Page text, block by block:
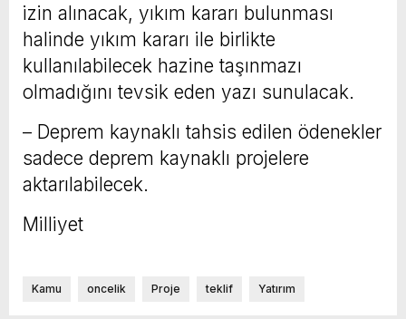
izin alınacak, yıkım kararı bulunması
halinde yıkım kararı ile birlikte
kullanılabilecek hazine taşınmazı
olmadığını tevsik eden yazı sunulacak.
– Deprem kaynaklı tahsis edilen ödenekler
sadece deprem kaynaklı projelere
aktarılabilecek.
Milliyet
Kamu oncelik Proje teklif Yatırım